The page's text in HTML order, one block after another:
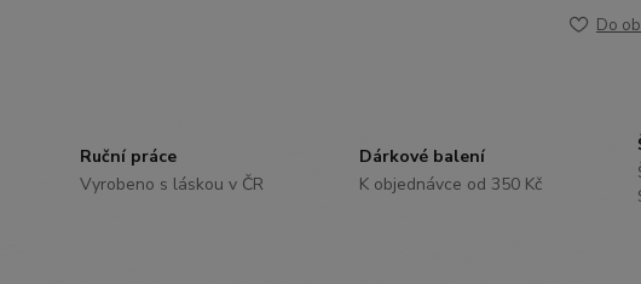
Do
Ruční práce
Vyrobeno s láskou v ČR
Dárkové balení
K objednávce od 350 Kč